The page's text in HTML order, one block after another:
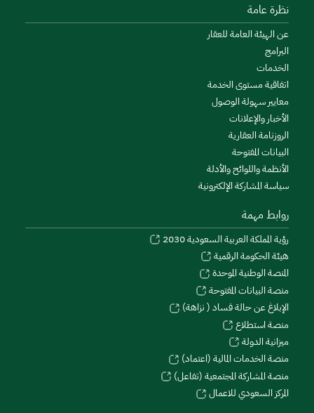
نظرة عامة
عن الهيئة العامة للعقار
البرامج
الخدمات
اتفاقية مستوى الخدمة
معايير سهولة الوصول
الأخبار والإعلانات
الروزنامة العقارية
البيانات المفتوحة
الأنظمة واللوائح والأدلة
سياسة المشاركة الإلكترونية
روابط مهمة
رؤية المملكة العربية السعودية 2030
هيئة الحكومة الرقمية
المنصة الوطنية الموحدة
منصة البيانات المفتوحة
الإبلاغ عن حالة فساد ( نزاهة)
منصة استطلاع
ميزانية الدولة
منصة الخدمات المالية (اعتماد)
منصة المشاركة المجتمعية (تفاعل)
المركز السعودي للاعمال